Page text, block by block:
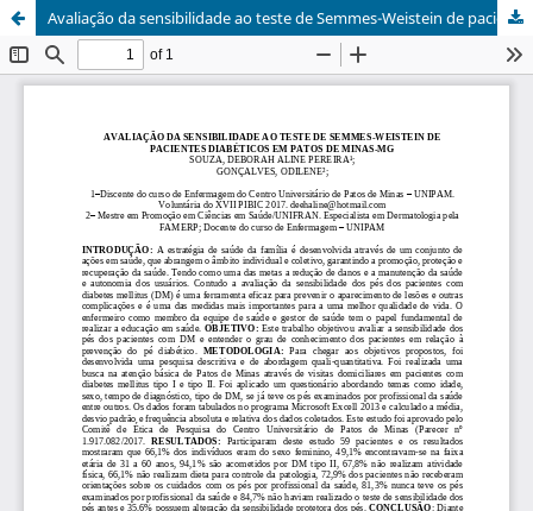
Avaliação da sensibilidade ao teste de Semmes-Weistein de pacientes diabéticos em Patos de Minas-MG